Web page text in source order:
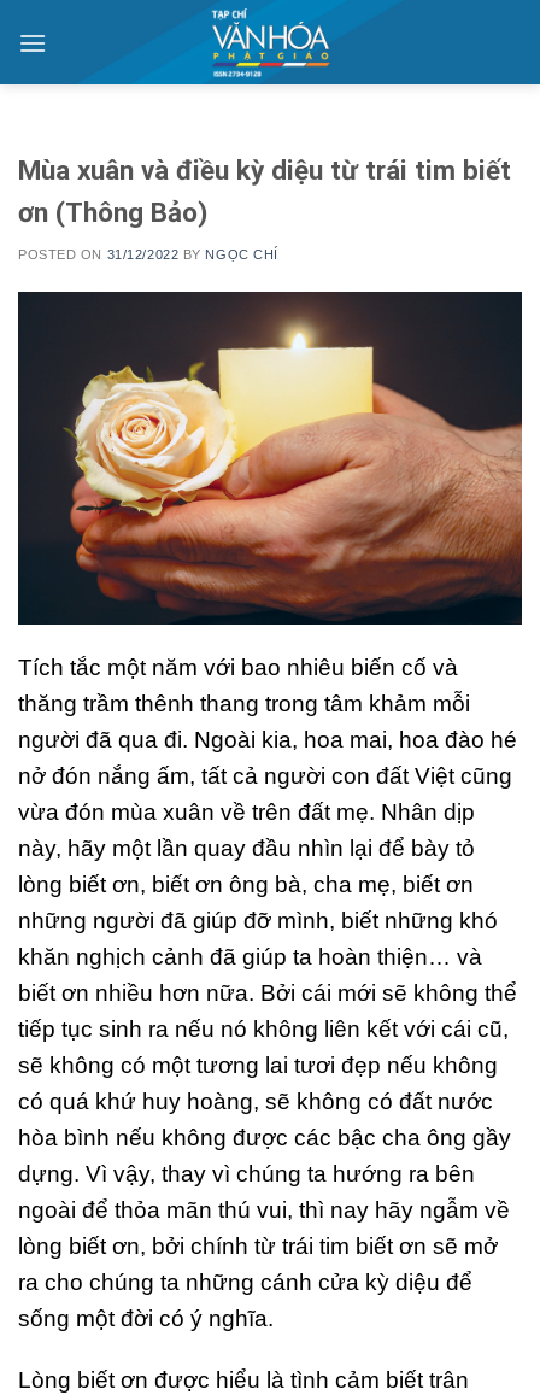
Mùa xuân và điều kỳ diệu từ trái tim biết
ơn (Thông Bảo)
POSTED ON 31/12/2022 BY NGỌC CHÍ
Tích tắc một năm với bao nhiêu biến cố và
thăng trầm thênh thang trong tâm khảm mỗi
người đã qua đi. Ngoài kia, hoa mai, hoa đào hé
nở đón nắng ấm, tất cả người con đất Việt cũng
vừa đón mùa xuân về trên đất mẹ. Nhân dịp
này, hãy một lần quay đầu nhìn lại để bày tỏ
lòng biết ơn, biết ơn ông bà, cha mẹ, biết ơn
những người đã giúp đỡ mình, biết những khó
khăn nghịch cảnh đã giúp ta hoàn thiện… và
biết ơn nhiều hơn nữa. Bởi cái mới sẽ không thể
tiếp tục sinh ra nếu nó không liên kết với cái cũ,
sẽ không có một tương lai tươi đẹp nếu không
có quá khứ huy hoàng, sẽ không có đất nước
hòa bình nếu không được các bậc cha ông gầy
dựng. Vì vậy, thay vì chúng ta hướng ra bên
ngoài để thỏa mãn thú vui, thì nay hãy ngẫm về
lòng biết ơn, bởi chính từ trái tim biết ơn sẽ mở
ra cho chúng ta những cánh cửa kỳ diệu để
sống một đời có ý nghĩa.
Lòng biết ơn được hiểu là tình cảm biết trân